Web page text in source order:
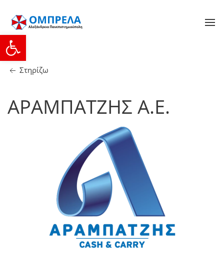
Ανοίξτε τη γραμμή εργαλείων
Στηρίζω
ΑΡΑΜΠΑΤΖΗΣ Α.Ε.